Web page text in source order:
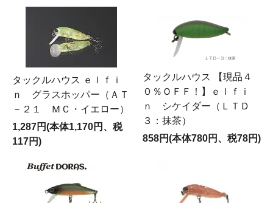
タックルハウス ｅｌｆｉ
ｎ グラスホッパー（ＡＴ
－２１ ＭＣ・イエロー）
1,287円(本体1,170円、税
117円)
タックルハウス 【現品４
０％ＯＦＦ！】ｅｌｆｉ
ｎ シケイダー（ＬＴＤ
３：抹茶）
858円(本体780円、税78円)